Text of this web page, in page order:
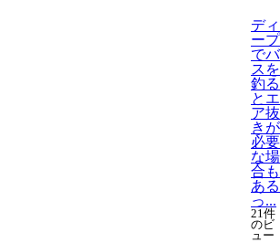
ディ
ープ
でバ
スを
釣る
とエ
ア抜
きが
必要
な場
合も
ある
っ...
21件
のビ
ュー